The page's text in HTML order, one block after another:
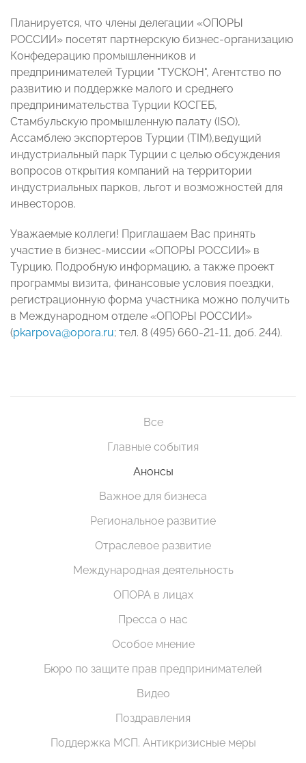
Планируется, что члены делегации «ОПОРЫ
РОССИИ» посетят партнерскую бизнес-организацию
Конфедерацию промышленников и
предпринимателей Турции "ТУСКОН", Агентство по
развитию и поддержке малого и среднего
предпринимательства Турции КОСГЕБ,
Стамбульскую промышленную палату (ISO),
Ассамблею экспортеров Турции (TIM),ведущий
индустриальный парк Турции с целью обсуждения
вопросов открытия компаний на территории
индустриальных парков, льгот и возможностей для
инвесторов.
Уважаемые коллеги! Приглашаем Вас принять
участие в бизнес-миссии «ОПОРЫ РОССИИ» в
Турцию. Подробную информацию, а также проект
программы визита, финансовые условия поездки,
регистрационную форма участника можно получить
в Международном отделе «ОПОРЫ РОССИИ»
(pkarpova@opora.ru; тел. 8 (495) 660-21-11, доб. 244).
Все
Главные события
Анонсы
Важное для бизнеса
Региональное развитие
Отраслевое развитие
Международная деятельность
ОПОРА в лицах
Пресса о нас
Особое мнение
Бюро по защите прав предпринимателей
Видео
Поздравления
Поддержка МСП. Антикризисные меры